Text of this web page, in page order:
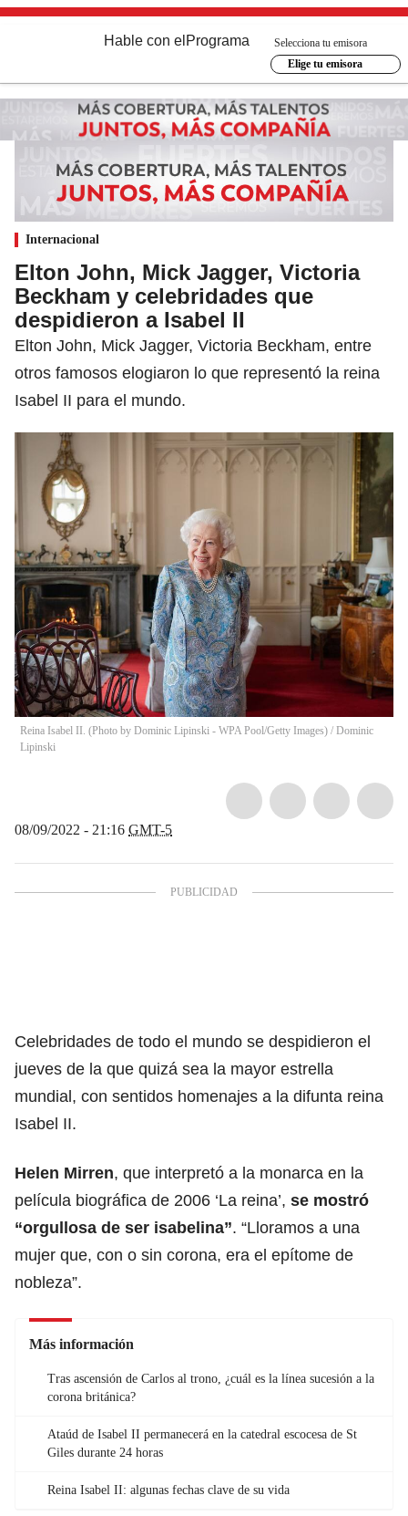
Hable con el Programa
Selecciona tu emisora
Elige tu emisora
Internacional
Elton John, Mick Jagger, Victoria
Beckham y celebridades que
despidieron a Isabel II
Elton John, Mick Jagger, Victoria Beckham, entre
otros famosos elogiaron lo que representó la reina
Isabel II para el mundo.
Reina Isabel II. (Photo by Dominic Lipinski - WPA Pool/Getty Images) / Dominic
Lipinski
08/09/2022 - 21:16 GMT-5
Celebridades de todo el mundo se despidieron el
jueves de la que quizá sea la mayor estrella
mundial, con sentidos homenajes a la difunta reina
Isabel II.
Helen Mirren, que interpretó a la monarca en la
película biográfica de 2006 ‘La reina’, se mostró
“orgullosa de ser isabelina”. “Lloramos a una
mujer que, con o sin corona, era el epítome de
nobleza”.
Más información
Tras ascensión de Carlos al trono, ¿cuál es la línea sucesión a la
corona británica?
Ataúd de Isabel II permanecerá en la catedral escocesa de St
Giles durante 24 horas
Reina Isabel II: algunas fechas clave de su vida